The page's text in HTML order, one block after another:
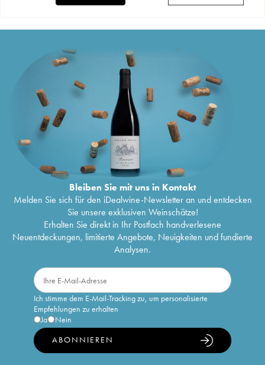
Bleiben Sie mit uns in Kontakt
Melden Sie sich für den iDealwine-Newsletter an und entdecken
Sie unsere exklusiven Weinschätze!
Erhalten Sie direkt in Ihr Postfach handverlesene
Neuentdeckungen, limitierte Angebote, Neuigkeiten und fundierte
Analysen.
Ich stimme dem E-Mail-Tracking zu, um personalisierte
Empfehlungen zu erhalten
Ja
Nein
ABONNIEREN